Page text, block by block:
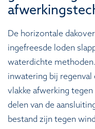
De horizontale
ingefreesde loden
waterdichte
inwatering bij regenval
vlakke afwerking
delen van de
bestand zijn tegen